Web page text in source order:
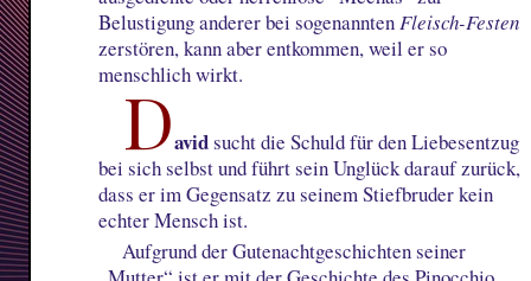
Belustigung anderer bei sogenanntenFleisch-Festen
zerstören, kann aber entkommen, weil er so
menschlich wirkt.
Davidsucht die Schuld für den Liebesentzug
bei sich selbst und führt sein Unglück darauf zurück,
dass er im Gegensatz zu seinem Stiefbruder kein
echter Mensch ist.
Aufgrund der Gutenachtgeschichten seiner